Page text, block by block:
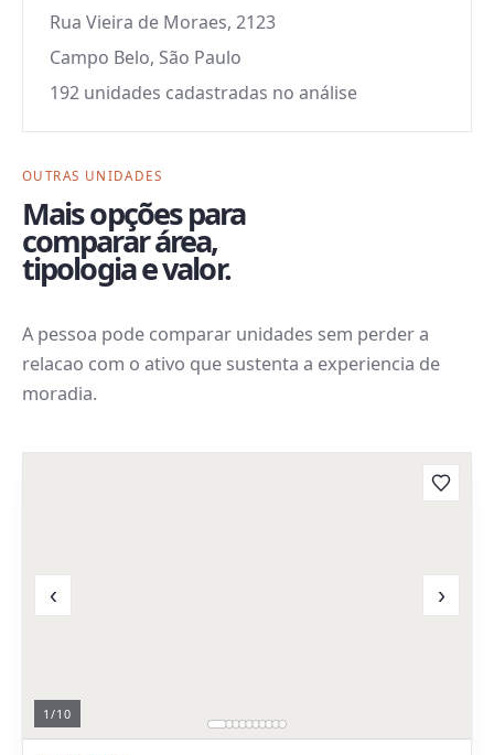
Rua Vieira de Moraes, 2123
Campo Belo, São Paulo
192 unidades cadastradas no análise
OUTRAS UNIDADES
Mais opções para
comparar área,
tipologia e valor.
A pessoa pode comparar unidades sem perder a
relacao com o ativo que sustenta a experiencia de
moradia.
‹ ›
1 /10